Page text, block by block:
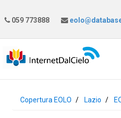
059 773888
Copertura EOLO Lazio